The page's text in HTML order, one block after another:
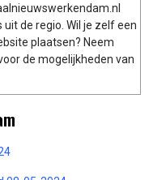
de regio. Wil je zelf een
plaatsen? Neem
de mogelijkheden van